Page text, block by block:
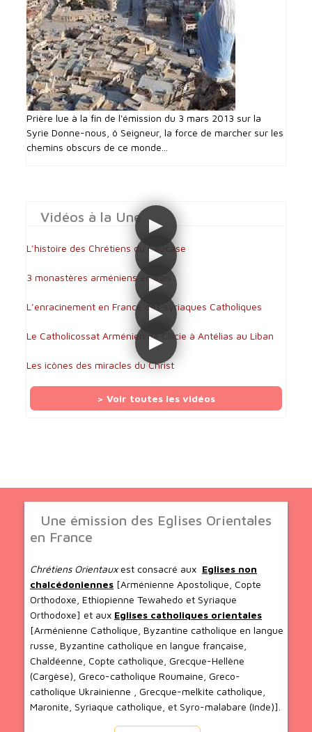
Prière lue à la fin de l'émission du 3 mars 2013 sur la
Syrie Donne-nous, ô Seigneur, la force de marcher sur les
chemins obscurs de ce monde...
Vidéos à la Une
L’histoire des Chrétiens du Caucase
3 monastères arméniens en Iran
L’enracinement en France des syriaques Catholiques
Le Catholicossat Arménien de Cilicie à Antélias au Liban
Les icônes des miracles du Christ
> Voir toutes les vidéos
Une émission des Eglises Orientales
en France
Chrétiens Orientauxest consacré aux Eglises non
chalcédoniennes [Arménienne Apostolique, Copte
Orthodoxe, Ethiopienne Tewahedo et Syriaque
Orthodoxe] et aux Eglises catholiques orientales
[Arménienne Catholique, Byzantine catholique en langue
russe, Byzantine catholique en langue française,
Chaldéenne, Copte catholique, Grecque-Hellène
(Cargèse), Greco-catholique Roumaine, Greco-
catholique Ukrainienne , Grecque-melkite catholique,
Maronite, Syriaque catholique, et Syro-malabare (Inde)].